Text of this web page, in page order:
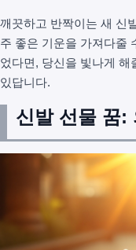
깨끗하고 반짝이는 새 신
주 좋은 기운을 가져다줄
었다면, 당신을 빛나게 해
있답니다.
신발 선물 꿈: